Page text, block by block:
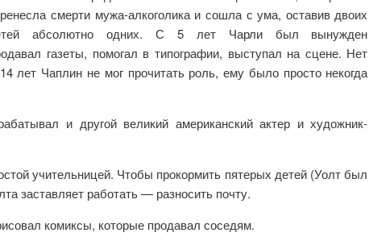
смерти мужа-алкоголика и сошла с ума, оставив двоих
абсолютно одних. С 5 лет Чарли был вынужден
газеты, помогал в типографии, выступал на сцене. Нет
лет Чаплин не мог прочитать роль, ему было просто некогда
и другой великий американский актер и художник-
учительницей. Чтобы прокормить пятерых детей (Уолт был
заставляет работать — разносить почту.
комиксы, которые продавал соседям.